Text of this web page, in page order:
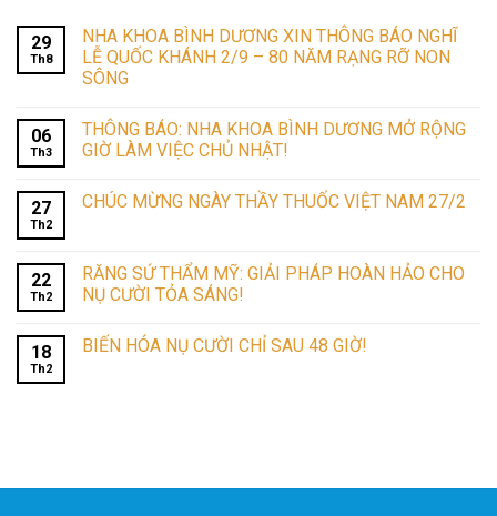
29
Th8
NHA KHOA BÌNH DƯƠNG XIN THÔNG BÁO NGHĨ
LỄ QUỐC KHÁNH 2/9 – 80 NĂM RẠNG RỠ NON
SÔNG
06
Th3
THÔNG BÁO: NHA KHOA BÌNH DƯƠNG MỞ RỘNG
GIỜ LÀM VIỆC CHỦ NHẬT!
27
Th2
CHÚC MỪNG NGÀY THẦY THUỐC VIỆT NAM 27/2
22
Th2
RĂNG SỨ THẨM MỸ: GIẢI PHÁP HOÀN HẢO CHO
NỤ CƯỜI TỎA SÁNG!
18
Th2
BIẾN HÓA NỤ CƯỜI CHỈ SAU 48 GIỜ!